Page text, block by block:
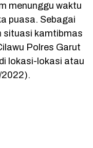
menunggu waktu
puasa. Sebagai
situasi kamtibmas
Polres Garut
lokasi-lokasi atau
2022).